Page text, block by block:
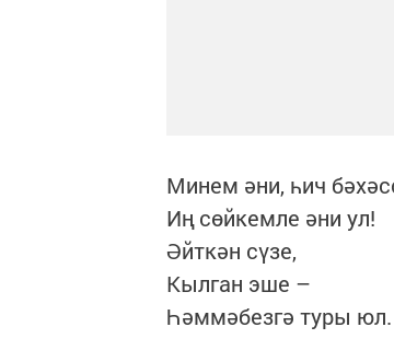
Минем әни, һич
Иң сөйкемле әни ул!
Әйткән сүзе,
Кылган эше –
Һәммәбезгә туры юл.